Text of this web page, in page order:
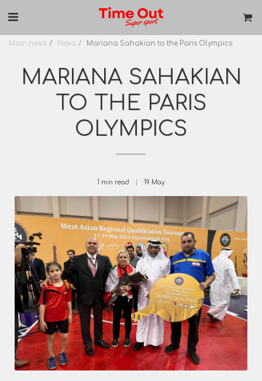
Main news News Mariana Sahakian to the Paris Olympics
MARIANA SAHAKIAN
TO THE PARIS
OLYMPICS
1 min read 19 May